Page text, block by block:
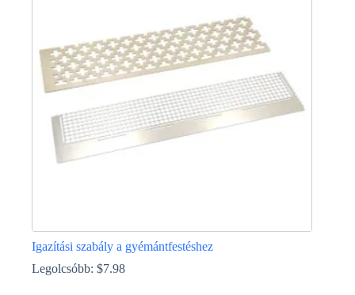
termékoldalon
választhatók
Igazítási szabály a gyémántfestéshez
Legolcsóbb: $7.98